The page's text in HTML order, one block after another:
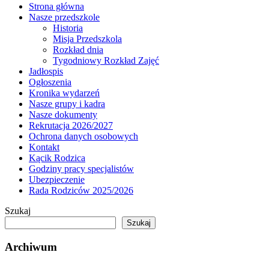
Strona główna
Nasze przedszkole
Historia
Misja Przedszkola
Rozkład dnia
Tygodniowy Rozkład Zajęć
Jadłospis
Ogłoszenia
Kronika wydarzeń
Nasze grupy i kadra
Nasze dokumenty
Rekrutacja 2026/2027
Ochrona danych osobowych
Kontakt
Kącik Rodzica
Godziny pracy specjalistów
Ubezpieczenie
Rada Rodziców 2025/2026
Szukaj
Szukaj
Archiwum